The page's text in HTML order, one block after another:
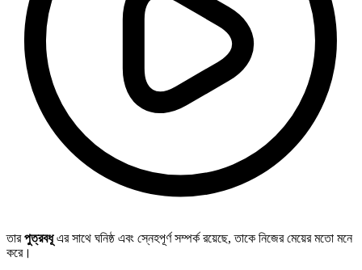
তারপুত্রবধূএর সাথে ঘনিষ্ঠ এবং স্নেহপূর্ণ সম্পর্ক রয়েছে, তাকে নিজের মেয়ের মতো মনে
করে।